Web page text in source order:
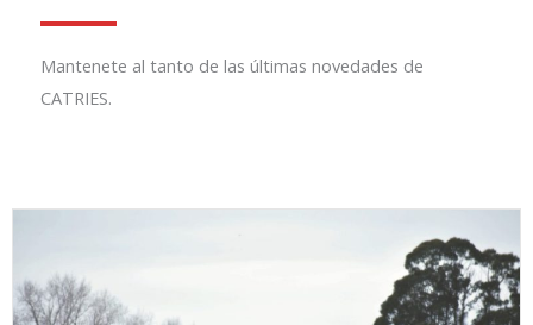
Mantenete al tanto de las últimas novedades de
CATRIES.